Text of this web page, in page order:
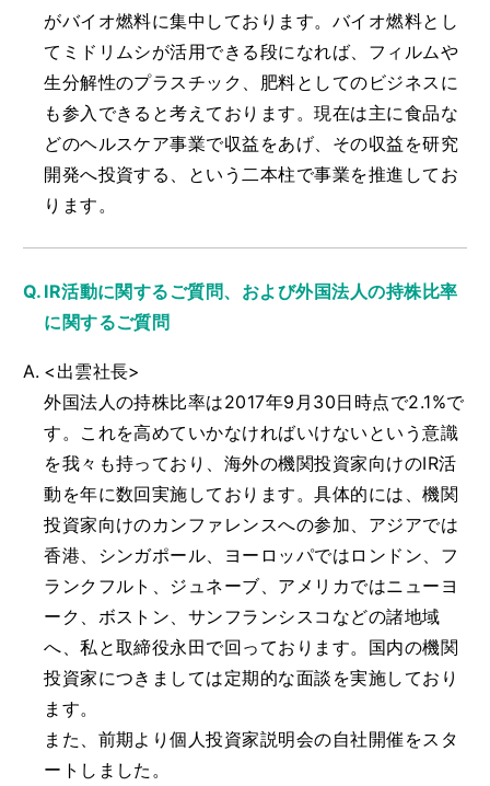
がバイオ燃料に集中しております。バイオ燃料とし
てミドリムシが活用できる段になれば、フィルムや
生分解性のプラスチック、肥料としてのビジネスに
も参入できると考えております。現在は主に食品な
どのヘルスケア事業で収益をあげ、その収益を研究
開発へ投資する、という二本柱で事業を推進してお
ります。
IR活動に関するご質問、および外国法人の持株比率
に関するご質問
<出雲社長>
外国法人の持株比率は2017年9月30日時点で2.1%で
す。これを高めていかなければいけないという意識
を我々も持っており、海外の機関投資家向けのIR活
動を年に数回実施しております。具体的には、機関
投資家向けのカンファレンスへの参加、アジアでは
香港、シンガポール、ヨーロッパではロンドン、フ
ランクフルト、ジュネーブ、アメリカではニューヨ
ーク、ボストン、サンフランシスコなどの諸地域
へ、私と取締役永田で回っております。国内の機関
投資家につきましては定期的な面談を実施しており
ます。
また、前期より個人投資家説明会の自社開催をスタ
ートしました。